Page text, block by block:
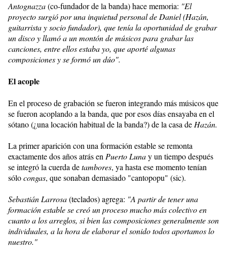
Antognazza(co-fundador de la banda) hace memoria: "El
proyecto surgió por una inquietud personal de Daniel (Hazán,
guitarrista y socio fundador), que tenía la oportunidad de grabar
un disco y llamó a un montón de músicos para grabar las
canciones, entre ellos estaba yo, que aporté algunas
composiciones y se formó un dúo".
El acople
En el proceso de grabación se fueron integrando más músicos que
se fueron acoplando a la banda, que por esos días ensayaba en el
sótano (¿una locación habitual de la banda?) de la casa deHazán.
La primer aparición con una formación estable se remonta
exactamente dos años atrás enPuerto Lunay un tiempo después
se integró la cuerda detambores, ya hasta ese momento tenían
sólocongas, que sonaban demasiado "cantopopu" (sic).
Sebastián Larrosa(teclados) agrega: "A partir de tener una
formación estable se creó un proceso mucho más colectivo en
cuanto a los arreglos, si bien las composiciones generalmente son
individuales, a la hora de elaborar el sonido todos aportamos lo
nuestro."